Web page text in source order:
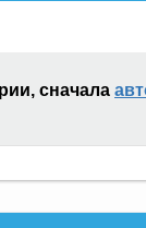
сначала